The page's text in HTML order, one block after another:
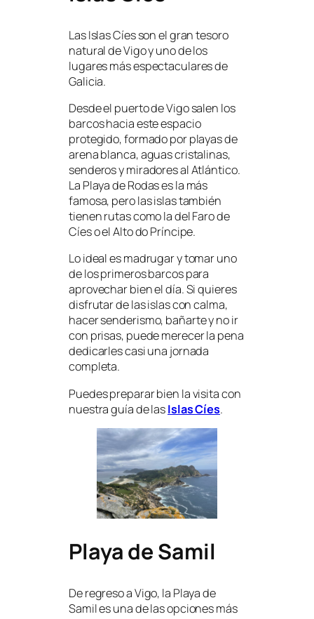
Las Islas Cíes son el gran tesoro
natural de Vigo y uno de los
lugares más espectaculares de
Galicia.
Desde el puerto de Vigo salen los
barcos hacia este espacio
protegido, formado por playas de
arena blanca, aguas cristalinas,
senderos y miradores al Atlántico.
La Playa de Rodas es la más
famosa, pero las islas también
tienen rutas como la del Faro de
Cíes o el Alto do Príncipe.
Lo ideal es madrugar y tomar uno
de los primeros barcos para
aprovechar bien el día. Si quieres
disfrutar de las islas con calma,
hacer senderismo, bañarte y no ir
con prisas, puede merecer la pena
dedicarles casi una jornada
completa.
Puedes preparar bien la visita con
nuestra guía de lasIslas Cíes.
Playa de Samil
De regreso a Vigo, la Playa de
Samil es una de las opciones más